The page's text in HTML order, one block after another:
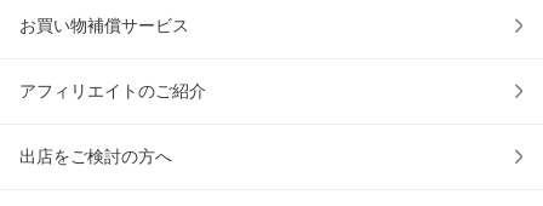
お買い物補償サービス
アフィリエイトのご紹介
出店をご検討の方へ